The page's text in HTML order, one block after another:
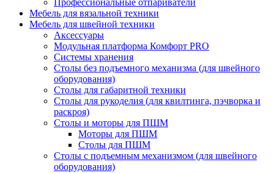
Мебель для вязальной техники
Мебель для швейной техники
Аксессуары
Модульная платформа Комфорт PRO
Системы хранения
Столы без подъемного механизма (для швейного
оборудования)
Столы для габаритной техники
Столы для рукоделия (для квилтинга, пэчворка и
раскроя)
Столы и моторы для ПШМ
Моторы для ПШМ
Столы для ПШМ
Столы с подъемным механизмом (для швейного
оборудования)